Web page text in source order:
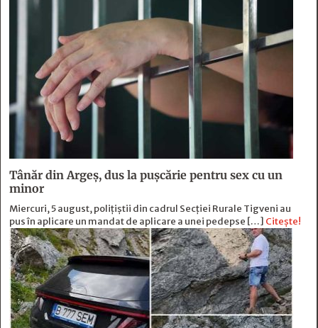
Tânăr din Argeș, dus la pușcărie pentru sex cu un
minor
Miercuri, 5 august, polițiștii din cadrul Secției Rurale Tigveni au
pus în aplicare un mandat de aplicare a unei pedepse […] Citește!